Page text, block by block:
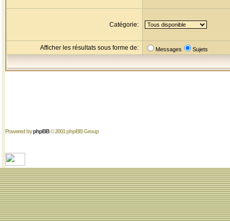
Catégorie:
Afficher les résultats sous forme de: Messages Sujets
Powered byphpBB© 2001 phpBB Group